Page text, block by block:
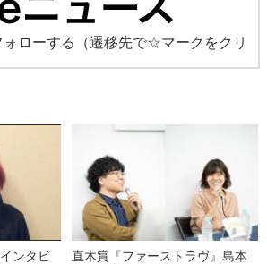
ローする
（遷移先で☆マークをクリ
ンタビ
直木賞『ファーストラヴ』島本